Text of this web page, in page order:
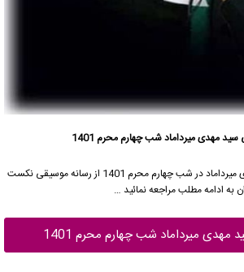
مهدی میرداماد شب چهارم محرم 1401
در شب چهارم محرم 1401 از رسانه موسیقی نکست
به ادامه مطلب مراجعه نمائید …
مهدی میرداماد شب چهارم محرم 1401